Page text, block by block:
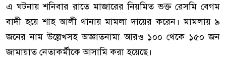
এ ঘটনায় শনিবার রাতে মাজারের নিয়মিত ভক্ত রেসমি বেগম
বাদী হয়ে শাহ আলী থানায় মামলা দায়ের করেন। মামলায় ৯
জনের নাম উল্লেখসহ অজ্ঞাতনামা আরও ১০০ থেকে ১৫০ জন
জামায়াত নেতাকর্মীকে আসামি করা হয়েছে।